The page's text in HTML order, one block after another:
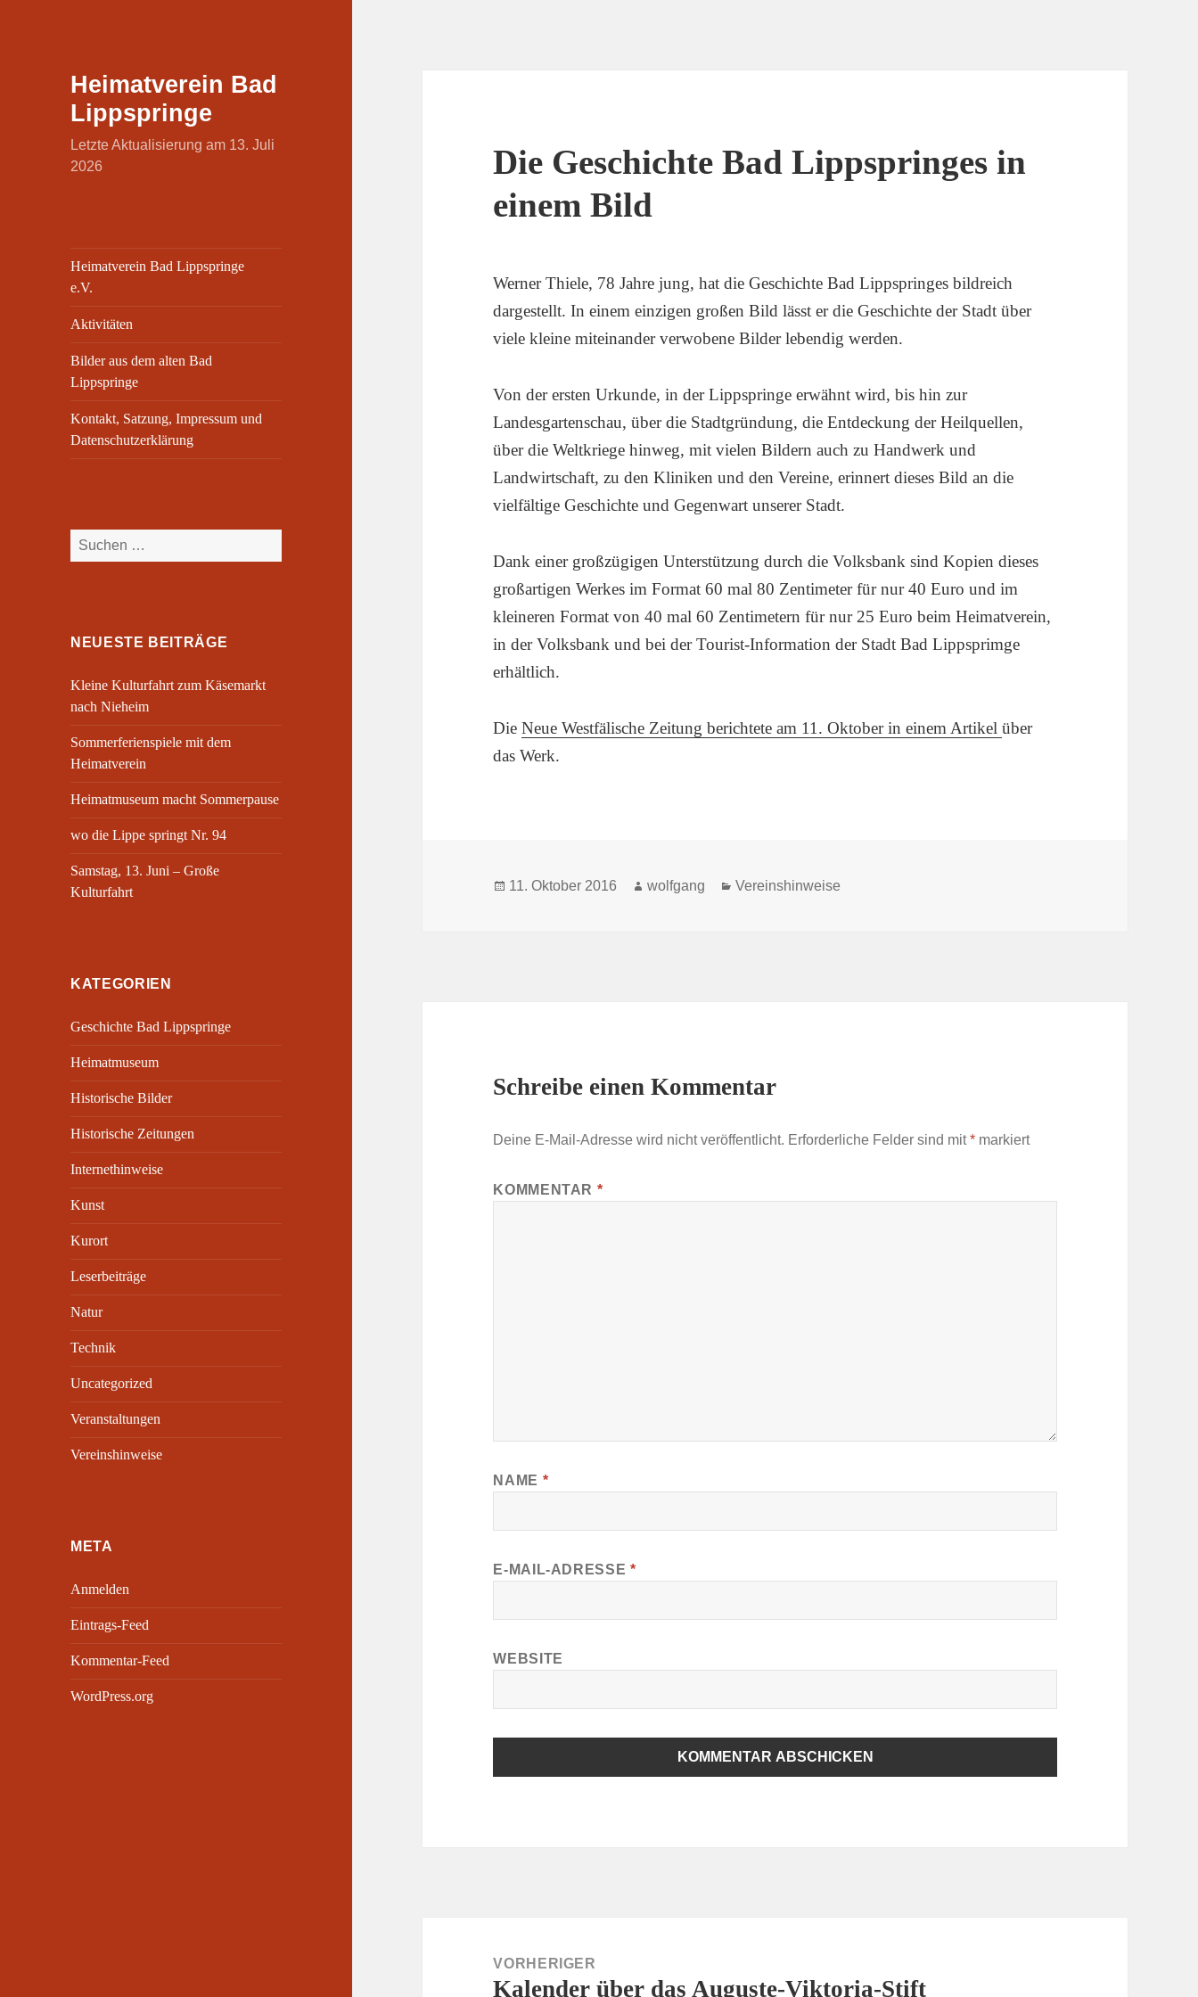
Heimatverein Bad
Lippspringe
Letzte Aktualisierung am 13. Juli
2026
Heimatverein Bad Lippspringe
e.V.
Aktivitäten
Bilder aus dem alten Bad
Lippspringe
Kontakt, Satzung, Impressum und
Datenschutzerklärung
Suchen
nach:
NEUESTE BEITRÄGE
Kleine Kulturfahrt zum Käsemarkt
nach Nieheim
Sommerferienspiele mit dem
Heimatverein
Heimatmuseum macht Sommerpause
wo die Lippe springt Nr. 94
Samstag, 13. Juni – Große
Kulturfahrt
KATEGORIEN
Geschichte Bad Lippspringe
Heimatmuseum
Historische Bilder
Historische Zeitungen
Internethinweise
Kunst
Kurort
Leserbeiträge
Natur
Technik
Uncategorized
Veranstaltungen
Vereinshinweise
META
Anmelden
Eintrags-Feed
Kommentar-Feed
WordPress.org
Die Geschichte Bad Lippspringes in
einem Bild
Werner Thiele, 78 Jahre jung, hat die Geschichte Bad Lippspringes bildreich
dargestellt. In einem einzigen großen Bild lässt er die Geschichte der Stadt über
viele kleine miteinander verwobene Bilder lebendig werden.
Von der ersten Urkunde, in der Lippspringe erwähnt wird, bis hin zur
Landesgartenschau, über die Stadtgründung, die Entdeckung der Heilquellen,
über die Weltkriege hinweg, mit vielen Bildern auch zu Handwerk und
Landwirtschaft, zu den Kliniken und den Vereine, erinnert dieses Bild an die
vielfältige Geschichte und Gegenwart unserer Stadt.
Dank einer großzügigen Unterstützung durch die Volksbank sind Kopien dieses
großartigen Werkes im Format 60 mal 80 Zentimeter für nur 40 Euro und im
kleineren Format von 40 mal 60 Zentimetern für nur 25 Euro beim Heimatverein,
in der Volksbank und bei der Tourist-Information der Stadt Bad Lippsprimge
erhältlich.
DieNeue Westfälische Zeitung berichtete am 11. Oktober in einem Artikelüber
das Werk.
Veröffentlicht
11. Oktober 2016 Autor
wolfgang Kategorien
Vereinshinweise
Schreibe einen Kommentar
Deine E-Mail-Adresse wird nicht veröffentlicht. Erforderliche Felder sind mit* markiert
KOMMENTAR *
NAME *
E-MAIL-ADRESSE *
WEBSITE
VORHERIGER
Vorheriger
Kalender über das Auguste-Viktoria-Stift